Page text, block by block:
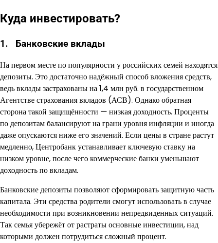
Куда инвестировать?
1. Банковские вклады
На первом месте по популярности у российских семей находятся
депозиты. Это достаточно надёжный способ вложения средств,
ведь вклады застрахованы на 1,4 млн руб. в государственном
Агентстве страхования вкладов (АСВ). Однако обратная
сторона такой защищённости — низкая доходность. Проценты
по депозитам балансируют на грани уровня инфляции и иногда
даже опускаются ниже его значений. Если цены в стране растут
медленно, Центробанк устанавливает ключевую ставку на
низком уровне, после чего коммерческие банки уменьшают
доходность по вкладам.
Банковские депозиты позволяют сформировать защитную часть
капитала. Эти средства родители смогут использовать в случае
необходимости при возникновении непредвиденных ситуаций.
Так семья убережёт от растраты основные инвестиции, над
которыми должен потрудиться сложный процент.